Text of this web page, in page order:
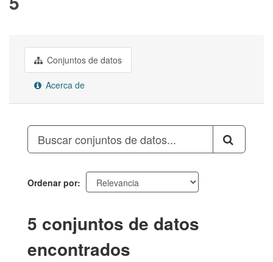
Conjuntos de datos
Acerca de
Ordenar por
5 conjuntos de datos
encontrados